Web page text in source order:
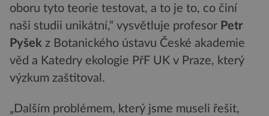
oboru tyto teorie testovat, a to je to, co činí
naši studii unikátní,“ vysvětluje profesor Petr
Pyšek z Botanického ústavu České akademie
věd a Katedry ekologie PřF UK v Praze, který
výzkum zaštitoval.
„Dalším problémem, který jsme museli řešit,